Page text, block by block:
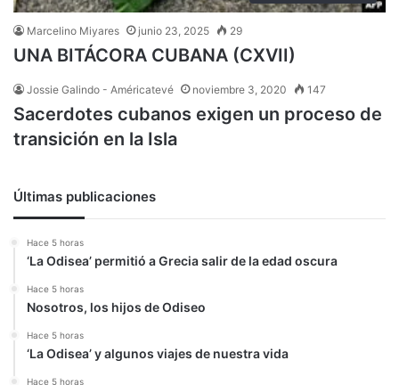
Marcelino Miyares junio 23, 2025 29
UNA BITÁCORA CUBANA (CXVII)
Jossie Galindo - Américatevé noviembre 3, 2020 147
Sacerdotes cubanos exigen un proceso de
transición en la Isla
Últimas publicaciones
Hace 5 horas
‘La Odisea’ permitió a Grecia salir de la edad oscura
Hace 5 horas
Nosotros, los hijos de Odiseo
Hace 5 horas
‘La Odisea’ y algunos viajes de nuestra vida
Hace 5 horas